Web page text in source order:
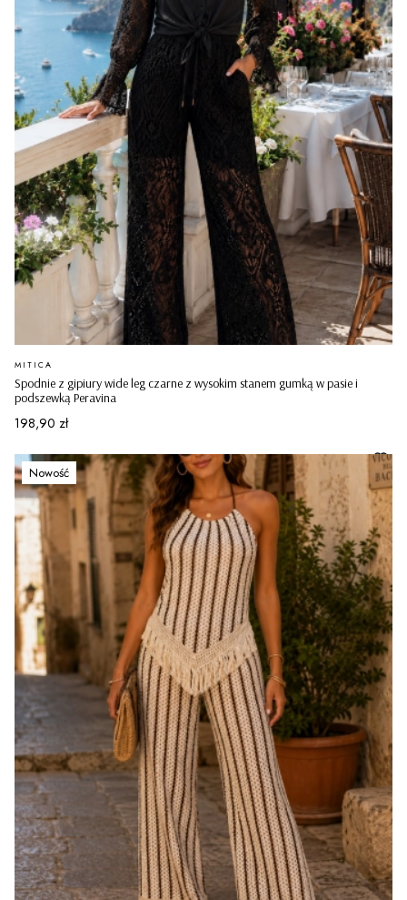
Spodnie z gipiury wide leg czarne z wysokim stanem gumką w pasie i
podszewką Peravina
PRODUCENT
MITICA
Cena
198,90 zł
Nowość